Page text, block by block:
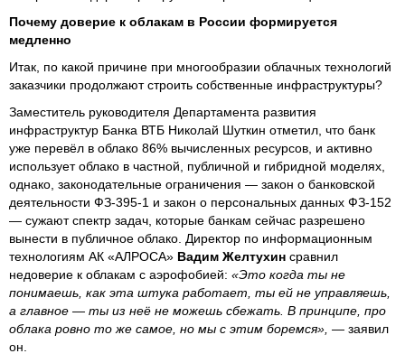
Почему доверие к облакам в России формируется
медленно
Итак, по какой причине при многообразии облачных технологий
заказчики продолжают строить собственные инфраструктуры?
Заместитель руководителя Департамента развития
инфраструктур Банка ВТБ Николай Шуткин отметил, что банк
уже перевёл в облако 86% вычисленных ресурсов, и активно
использует облако в частной, публичной и гибридной моделях,
однако, законодательные ограничения — закон о банковской
деятельности ФЗ-395-1 и закон о персональных данных ФЗ-152
— сужают спектр задач, которые банкам сейчас разрешено
вынести в публичное облако. Директор по информационным
технологиям АК «АЛРОСА» Вадим Желтухин сравнил
недоверие к облакам с аэрофобией: «Это когда ты не
понимаешь, как эта штука работает, ты ей не управляешь,
а главное — ты из неё не можешь сбежать. В принципе, про
облака ровно то же самое, но мы с этим боремся», — заявил
он.